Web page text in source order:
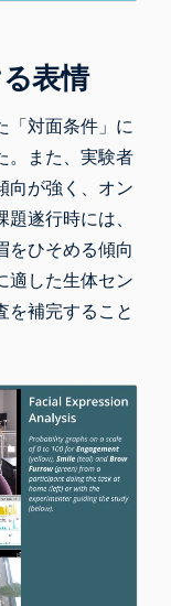
表情
「対面条件」に
。また、実験者
向が強く、オン
遂行時には、
をひそめる傾向
適した生体セン
を補完すること